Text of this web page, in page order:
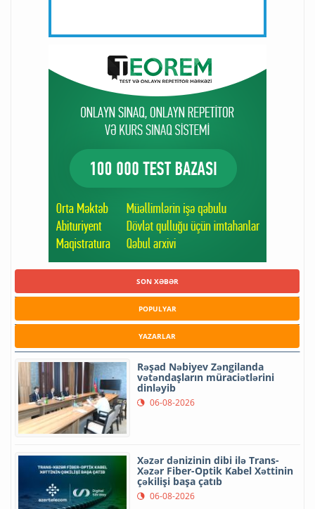
SON XƏBƏR
POPULYAR
YAZARLAR
Rəşad Nəbiyev Zəngilanda
vətəndaşların müraciətlərini
dinləyib
06-08-2026
Xəzər dənizinin dibi ilə Trans-
Xəzər Fiber-Optik Kabel Xəttinin
çəkilişi başa çatıb
06-08-2026